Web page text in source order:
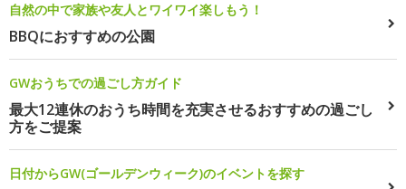
自然の中で家族や友人とワイワイ楽しもう！
BBQにおすすめの公園
GWおうちでの過ごし方ガイド
最大12連休のおうち時間を充実させるおすすめの過ごし
方をご提案
日付からGW(ゴールデンウィーク)のイベントを探す